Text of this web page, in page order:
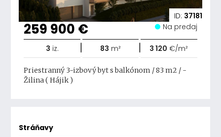
ID: 37181
259 900 € Na predaj
3 iz. | 83 m² | 3 120 €/m²
Priestranný 3-izbový byt s balkónom / 83 m2 / -
Žilina ( Hájik )
Stráňavy